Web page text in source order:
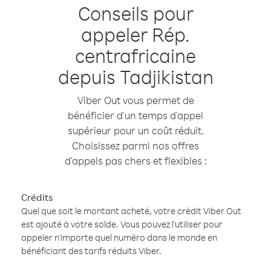
Conseils pour
appeler Rép.
centrafricaine
depuis Tadjikistan
Viber Out vous permet de
bénéficier d'un temps d'appel
supérieur pour un coût réduit.
Choisissez parmi nos offres
d'appels pas chers et flexibles :
Crédits
Quel que soit le montant acheté, votre crédit Viber Out
est ajouté à votre solde. Vous pouvez l'utiliser pour
appeler n'importe quel numéro dans le monde en
bénéficiant des tarifs réduits Viber.